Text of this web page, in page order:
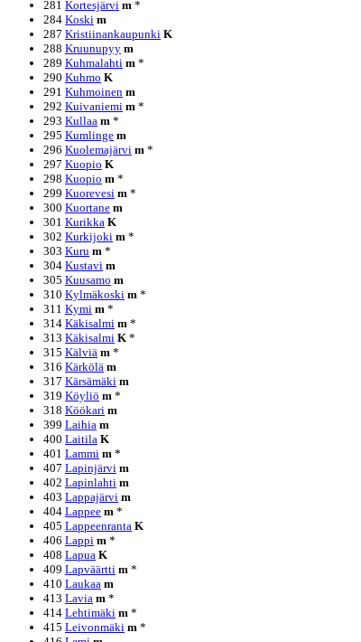
281 Kortesjärvi m *
284 Koski m
287 Kristiinankaupunki K
288 Kruunupyy m
289 Kuhmalahti m *
290 Kuhmo K
291 Kuhmoinen m
292 Kuivaniemi m *
293 Kullaa m *
295 Kumlinge m
296 Kuolemajärvi m *
297 Kuopio K
298 Kuopio m *
299 Kuorevesi m *
300 Kuortane m
301 Kurikka K
302 Kurkijoki m *
303 Kuru m *
304 Kustavi m
305 Kuusamo m
310 Kylmäkoski m *
311 Kymi m *
314 Käkisalmi m *
313 Käkisalmi K *
315 Kälviä m *
316 Kärkölä m
317 Kärsämäki m
319 Köyliö m *
318 Köökari m
399 Laihia m
400 Laitila K
401 Lammi m *
407 Lapinjärvi m
402 Lapinlahti m
403 Lappajärvi m
404 Lappee m *
405 Lappeenranta K
406 Lappi m *
408 Lapua K
409 Lapväärtti m *
410 Laukaa m
413 Lavia m *
414 Lehtimäki m *
415 Leivonmäki m *